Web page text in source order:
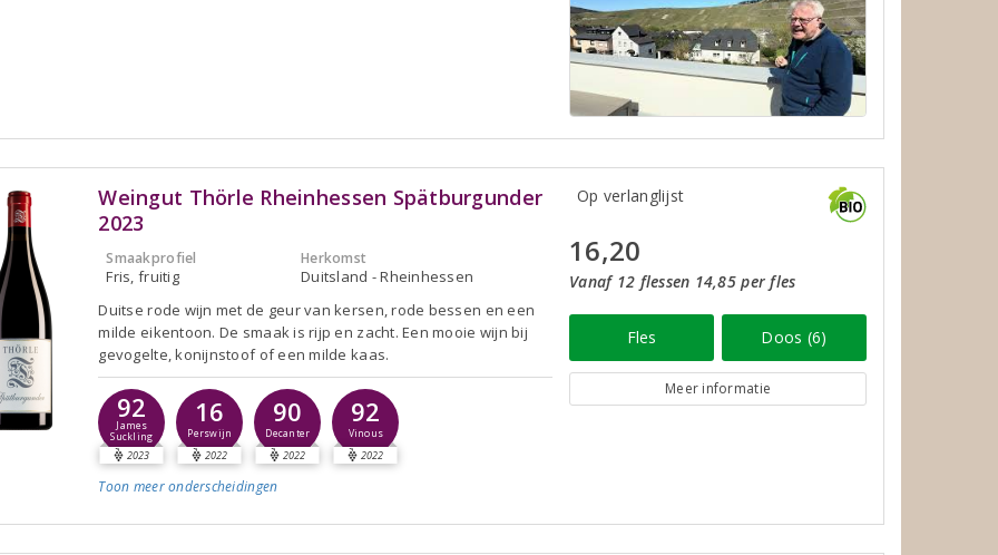
Weingut Thörle Rheinhessen Spätburgunder
2023
Smaakprofiel
Fris, fruitig
Herkomst
Duitsland - Rheinhessen
Duitse rode wijn met de geur van kersen, rode bessen en een
milde eikentoon. De smaak is rijp en zacht. Een mooie wijn bij
gevogelte, konijnstoof of een milde kaas.
92
James
Suckling
2023
16
Perswijn
2022
90
Decanter
2022
92
Vinous
2022
Toon meeronderscheidingen
Op verlanglijst
16,20
Vanaf 12 flessen 14,85 per fles
Fles Doos (6)
Meer informatie